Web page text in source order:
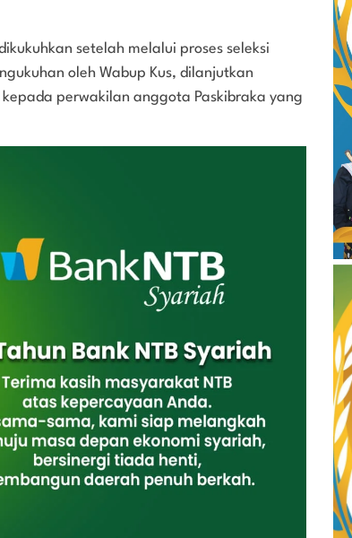
setelah melalui proses seleksi
oleh Wabup Kus, dilanjutkan
perwakilan anggota Paskibraka yang